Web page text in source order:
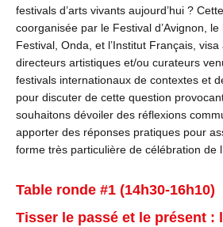
festivals d’arts vivants aujourd’hui ?
coorganisée par le Festival d’Avignon,
Festival, Onda, et l’Institut Français,
directeurs artistiques et/ou curateurs
festivals internationaux de contextes et
pour discuter de cette question
souhaitons dévoiler des réflexions
apporter des réponses pratiques pour
forme très particulière de célébration de
Table ronde #1 (14h30-16h10)
Tisser le passé et le présent :